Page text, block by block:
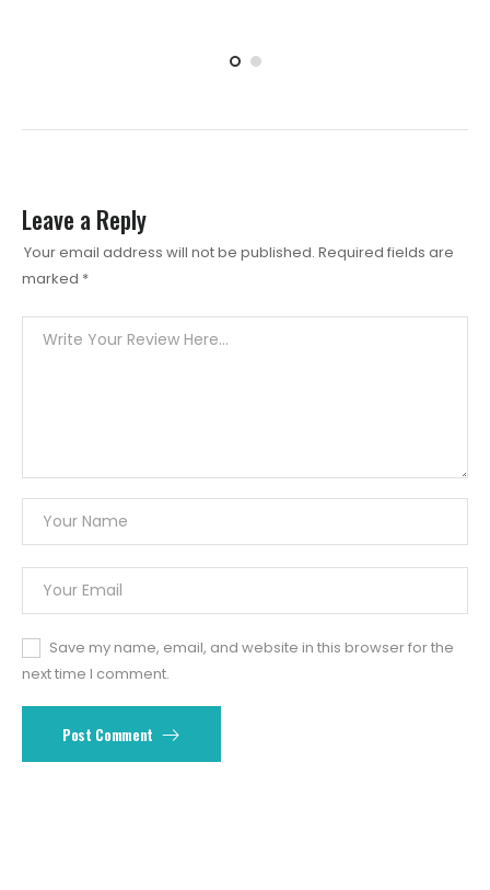
Leave a Reply
Your email address will not be published. Required fields are
marked *
Save my name, email, and website in this browser for the
next time I comment.
Post Comment